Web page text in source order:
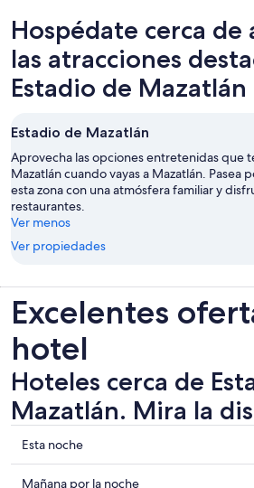
Hospédate cerca de
las atracciones
Estadio de Mazatlán
Estadio de Mazatlán
Aprovecha las opciones entretenidas que
Mazatlán cuando vayas a Mazatlán. Pasea
esta zona con una atmósfera familiar y
restaurantes.
Ver menos
Ver propiedades
Excelentes
hotel
Hoteles cerca de
Mazatlán. Mira la
Ver
precios
de
Esta noche
Ver
Mañana por la noche